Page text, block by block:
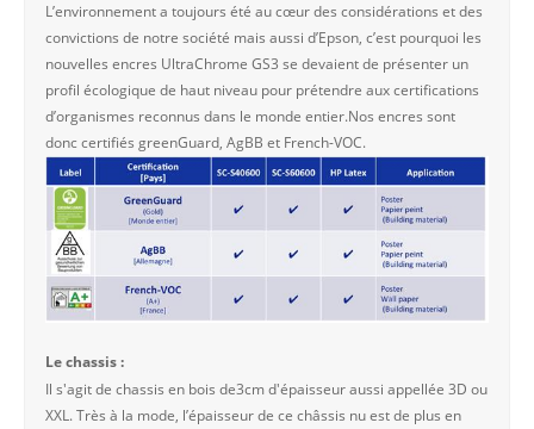
L’environnement a toujours été au cœur des considérations et des
convictions de notre société mais aussi d’Epson, c’est pourquoi les
nouvelles encres UltraChrome GS3 se devaient de présenter un
profil écologique de haut niveau pour prétendre aux certifications
d’organismes reconnus dans le monde entier.Nos encres sont
donc certifiés greenGuard, AgBB et French-VOC.
Le chassis :
Il s'agit de chassis en bois de3cm d'épaisseur aussi appellée 3D ou
XXL. Très à la mode, l’épaisseur de ce châssis nu est de plus en